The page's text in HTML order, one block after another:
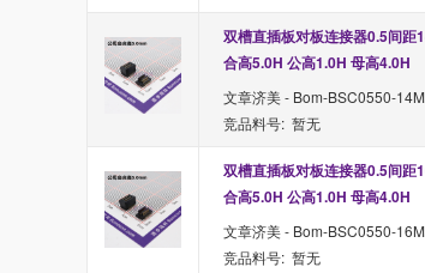
双槽直插板对板连接器0.5间距
合高5.0H 公高1.0H 母高4.0H
文章济美 - Bom-BSC0550-
竞品料号: 暂无
双槽直插板对板连接器0.5间距
合高5.0H 公高1.0H 母高4.0H
文章济美 - Bom-BSC0550-
竞品料号: 暂无